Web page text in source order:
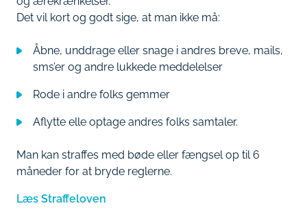
Det vil kort og godt sige, at man ikke må:
Åbne, unddrage eller snage i andres breve, mails,
sms’er og andre lukkede meddelelser
Rode i andre folks gemmer
Aflytte elle optage andres folks samtaler.
Man kan straffes med bøde eller fængsel op til 6
måneder for at bryde reglerne.
Læs Straffeloven